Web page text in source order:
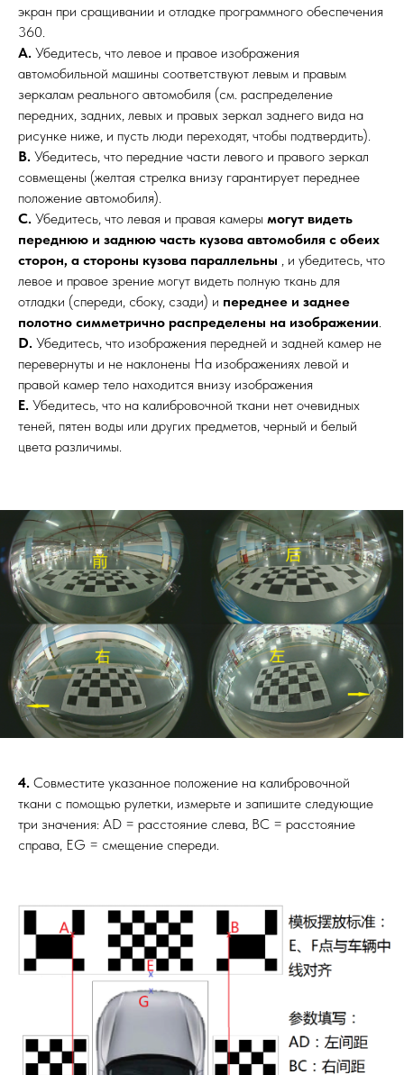
экран при сращивании и отладке программного обеспечения
360.
A. Убедитесь, что левое и правое изображения
автомобильной машины соответствуют левым и правым
зеркалам реального автомобиля (см. распределение
передних, задних, левых и правых зеркал заднего вида на
рисунке ниже, и пусть люди переходят, чтобы подтвердить).
B. Убедитесь, что передние части левого и правого зеркал
совмещены (желтая стрелка внизу гарантирует переднее
положение автомобиля).
C. Убедитесь, что левая и правая камеры могут видеть
переднюю и заднюю часть кузова автомобиля с обеих
сторон, а стороны кузова параллельны , и убедитесь, что
левое и правое зрение могут видеть полную ткань для
отладки (спереди, сбоку, сзади) и переднее и заднее
полотно симметрично распределены на изображении.
D. Убедитесь, что изображения передней и задней камер не
перевернуты и не наклонены На изображениях левой и
правой камер тело находится внизу изображения
E. Убедитесь, что на калибровочной ткани нет очевидных
теней, пятен воды или других предметов, черный и белый
цвета различимы.
4. Совместите указанное положение на калибровочной
ткани с помощью рулетки, измерьте и запишите следующие
три значения: AD = расстояние слева, BC = расстояние
справа, EG = смещение спереди.